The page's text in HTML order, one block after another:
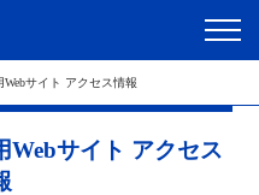
サイト アクセス情報
サイト アクセス